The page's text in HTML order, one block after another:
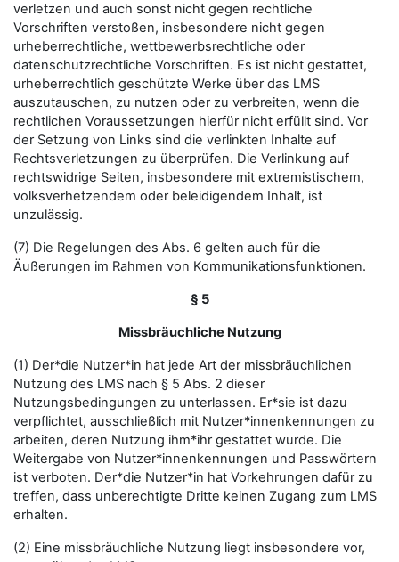
verletzen und auch sonst nicht gegen rechtliche
Vorschriften verstoßen, insbesondere nicht gegen
urheberrechtliche, wettbewerbsrechtliche oder
datenschutzrechtliche Vorschriften. Es ist nicht gestattet,
urheberrechtlich geschützte Werke über das LMS
auszutauschen, zu nutzen oder zu verbreiten, wenn die
rechtlichen Voraussetzungen hierfür nicht erfüllt sind. Vor
der Setzung von Links sind die verlinkten Inhalte auf
Rechtsverletzungen zu überprüfen. Die Verlinkung auf
rechtswidrige Seiten, insbesondere mit extremistischem,
volksverhetzendem oder beleidigendem Inhalt, ist
unzulässig.
(7) Die Regelungen des Abs. 6 gelten auch für die
Äußerungen im Rahmen von Kommunikationsfunktionen.
§ 5
Missbräuchliche Nutzung
(1) Der*die Nutzer*in hat jede Art der missbräuchlichen
Nutzung des LMS nach § 5 Abs. 2 dieser
Nutzungsbedingungen zu unterlassen. Er*sie ist dazu
verpflichtet, ausschließlich mit Nutzer*innenkennungen zu
arbeiten, deren Nutzung ihm*ihr gestattet wurde. Die
Weitergabe von Nutzer*innenkennungen und Passwörtern
ist verboten. Der*die Nutzer*in hat Vorkehrungen dafür zu
treffen, dass unberechtigte Dritte keinen Zugang zum LMS
erhalten.
(2) Eine missbräuchliche Nutzung liegt insbesondere vor,